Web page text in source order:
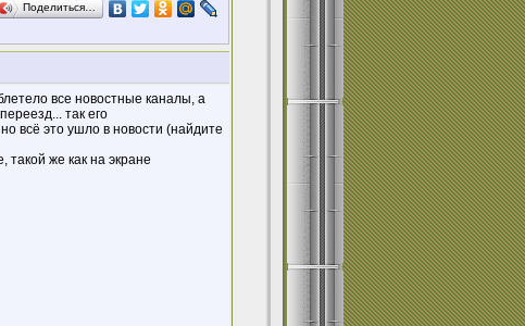
Поделиться…
все новостные каналы, а
так его
всё это ушло в новости (найдите
же как на экране